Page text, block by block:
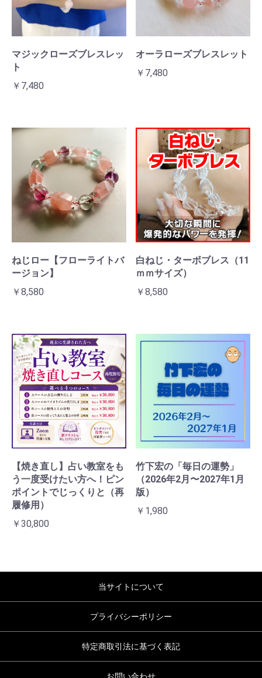
マジックローズブレスレッ
ト
￥7,480
オーラローズブレスレット
￥7,480
ねじロー【フローライトバ
ージョン】
￥8,580
白ねじ・ターボブレス（11
ｍｍサイズ）
￥8,580
【焼き直し】占い教室をも
う一度受けたい方へ！ピン
ポイントでじっくりと（再
履修用）
￥30,800
竹下宏の「毎日の運勢」
（2026年2月〜2027年1月
版）
￥1,980
当サイトについて
プライバシーポリシー
特定商取引法に基づく表記
お問い合わせ